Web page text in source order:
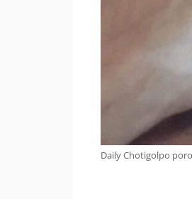
Daily Chotigolpo